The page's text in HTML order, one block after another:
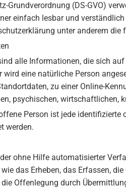
Grundverordnung (DS-GVO)
einfach lesbar und
unter anderem die
alle Informationen, die sich
wird eine natürliche Person
zu einer Online-
psychischen, wirtschaftlichen,
Person ist jede
werden.
ohne Hilfe automatisierter
das Erheben, das Erfassen,
Offenlegung durch